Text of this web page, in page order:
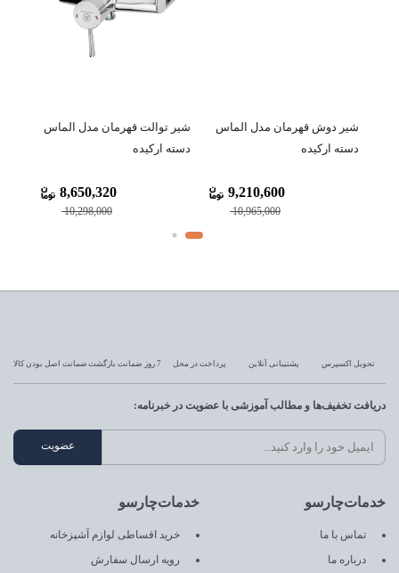
شیر توالت قهرمان مدل الماس
دسته ارکیده
10,298,000
8,650,320
شیر ظرفشویی شلنگدار
(شاوری) اخوان مدل T-51
22,990,000
19,072,000
تحویل اکسپرس پشتیبانی آنلاین پرداخت در محل 7 روز ضمانت بازگشت ضمانت اصل بودن کالا
خدمات‌چارسو
تماس با ما
درباره ما
خدمات‌چارسو
خرید اقساطی لوازم آشپزخانه
رویه ارسال سفارش
دریافت تخفیف‌ها و مطالب آموزشی با عضویت در خبرنامه: